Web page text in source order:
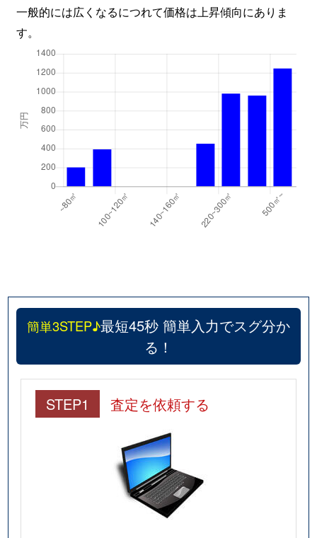
一般的には広くなるにつれて価格は上昇傾向にありま
す。
簡単3STEP♪最短45秒 簡単入力でスグ分か
る！
STEP1 査定を依頼する